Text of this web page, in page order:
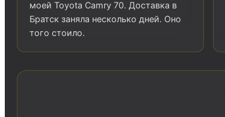
моей Toyota Camry 70. Доставка в
Братск заняла несколько дней. Оно
того стоило.